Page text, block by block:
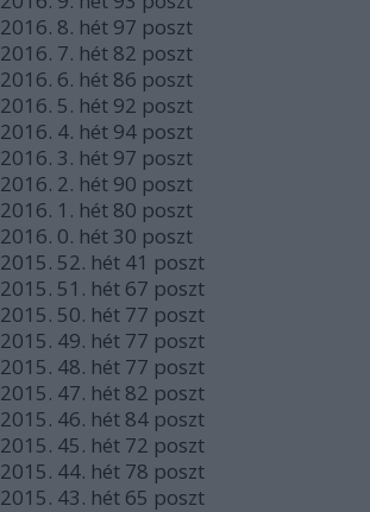
2016. 8. hét 97 poszt
2016. 7. hét 82 poszt
2016. 6. hét 86 poszt
2016. 5. hét 92 poszt
2016. 4. hét 94 poszt
2016. 3. hét 97 poszt
2016. 2. hét 90 poszt
2016. 1. hét 80 poszt
2016. 0. hét 30 poszt
2015. 52. hét 41 poszt
2015. 51. hét 67 poszt
2015. 50. hét 77 poszt
2015. 49. hét 77 poszt
2015. 48. hét 77 poszt
2015. 47. hét 82 poszt
2015. 46. hét 84 poszt
2015. 45. hét 72 poszt
2015. 44. hét 78 poszt
2015. 43. hét 65 poszt